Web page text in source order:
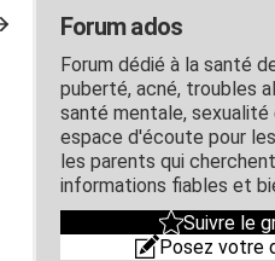
Forum ados
Forum dédié à la santé
puberté, acné, troubles
santé mentale, sexualité
espace d'écoute pour
les parents qui
informations fiables et
Suivre le
Posez votre